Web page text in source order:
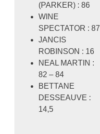
(PARKER) : 86
WINE
SPECTATOR : 87
JANCIS
ROBINSON : 16
NEAL MARTIN :
82 – 84
BETTANE
DESSEAUVE :
14,5